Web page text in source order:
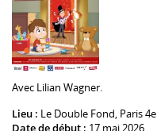
Avec Lilian Wagner.
Lieu : Le Double Fond , Paris 4e
Date de début : 17 mai 2026